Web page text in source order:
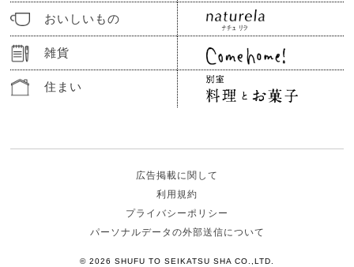
おいしいもの
雑貨
住まい
広告掲載に関して
利用規約
プライバシーポリシー
パーソナルデータの外部送信について
© 2026 SHUFU TO SEIKATSU SHA CO.,LTD.